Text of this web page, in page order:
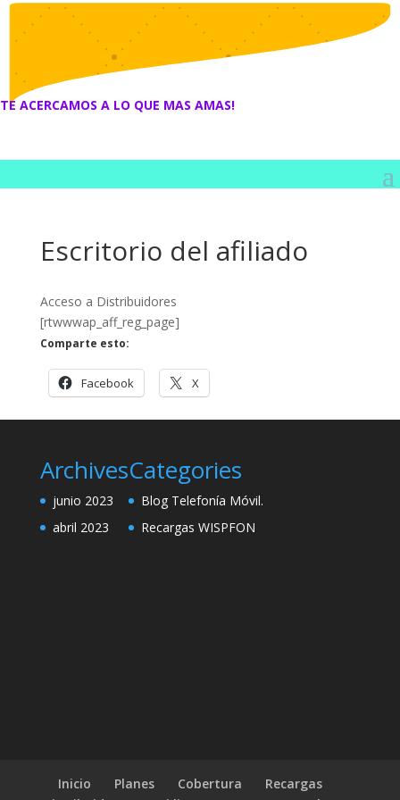
TE ACERCAMOS A LO QUE MAS AMAS!
Escritorio del afiliado
Acceso a Distribuidores
[rtwwwap_aff_reg_page]
Comparte esto:
Facebook X
Archives
junio 2023
abril 2023
Categories
Blog Telefonía Móvil.
Recargas WISPFON
Inicio Planes Cobertura
Recargas